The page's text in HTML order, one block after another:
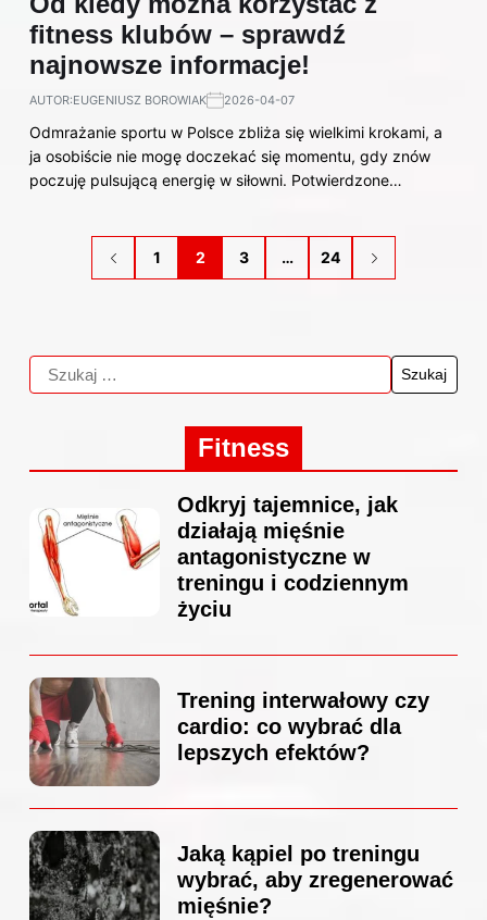
fitness klubów – sprawdź
najnowsze informacje!
AUTOR:EUGENIUSZ BOROWIAK 2026-04-07
Odmrażanie sportu w Polsce zbliża się wielkimi krokami, a
ja osobiście nie mogę doczekać się momentu, gdy znów
poczuję pulsującą energię w siłowni. Potwierdzone…
1 2 3 … 24
Fitness
Odkryj tajemnice, jak
działają mięśnie
antagonistyczne w
treningu i codziennym
życiu
Trening interwałowy czy
cardio: co wybrać dla
lepszych efektów?
Jaką kąpiel po treningu
wybrać, aby zregenerować
mięśnie?